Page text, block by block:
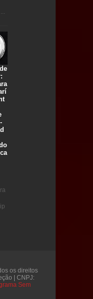
os direitos
| CNPJ:
Sem